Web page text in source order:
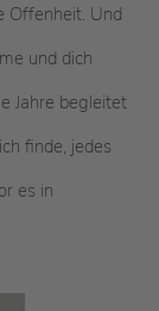
Offenheit. Und
und dich
Jahre begleitet
finde, jedes
es in